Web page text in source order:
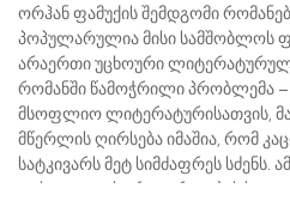
ორჰან ფამუქის შემდგომი
პოპულარულია მისი სამშობლოს
არაერთი უცხოური
რომანში წამოჭრილი პრობლემა –
მსოფლიო ლიტერატურისათვის,
მწერლის ღირსება იმაშია, რომ
სატკივარს მეტ სიმძაფრეს
დასავლეთის ურთიერთობის